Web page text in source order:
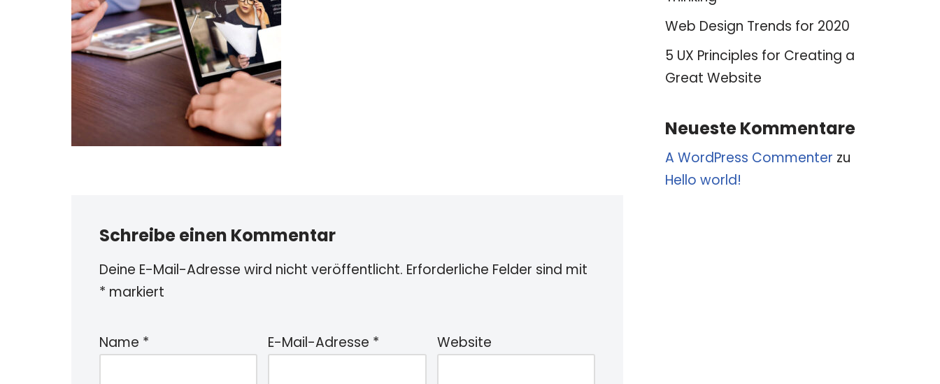
Schreibe einen Kommentar
Deine E-Mail-Adresse wird nicht veröffentlicht. Erforderliche Felder sind mit
* markiert
Name * E-Mail-Adresse * Website
Web Design Trends for 2020
5 UX Principles for Creating a
Great Website
Neueste Kommentare
A WordPress Commenter zu
Hello world!